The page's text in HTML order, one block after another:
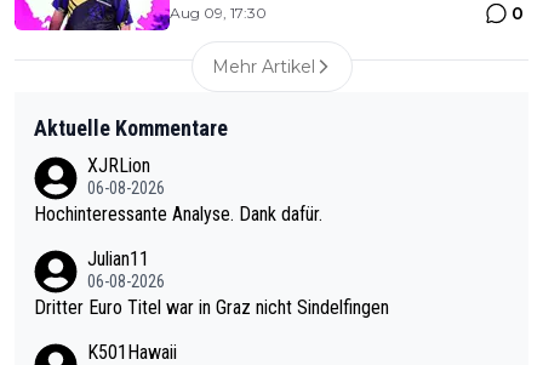
Aug 09, 17:30 0
Mehr Artikel
Aktuelle Kommentare
XJRLion
06-08-2026
Hochinteressante Analyse. Dank dafür.
Julian11
06-08-2026
Dritter Euro Titel war in Graz nicht Sindelfingen
K501Hawaii